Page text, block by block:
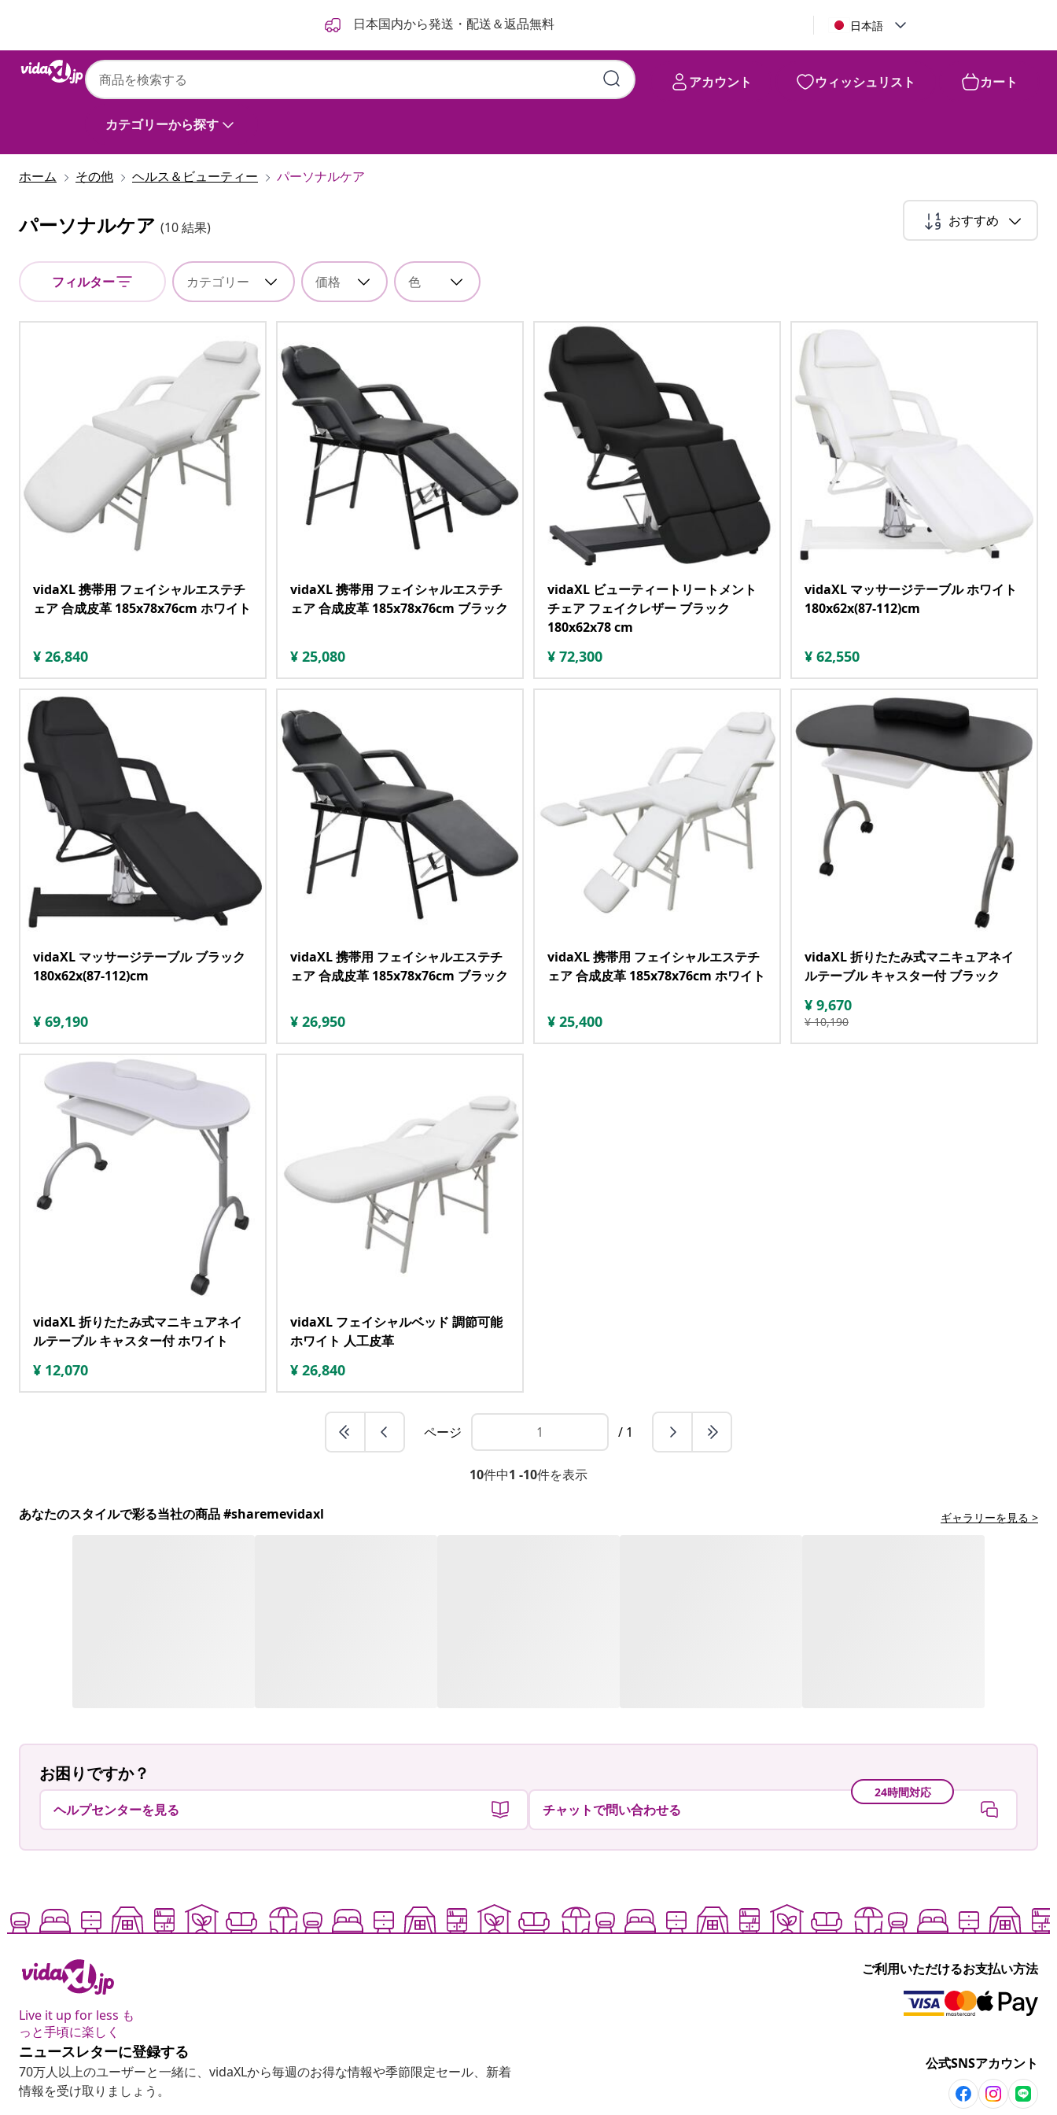
日本国内から発送・配送＆返品無料 日本語
カテゴリーから探す
アカウント ウィッシュリスト カート
ホーム その他 ヘルス＆ビューティー パーソナルケア
パーソナルケア (10 結果) おすすめ
フィルター カテゴリー 価格 色
vidaXL 携帯用 フェイシャルエステチ
ェア 合成皮革 185x78x76cm ホワイト
¥ 26,840
vidaXL 携帯用 フェイシャルエステチ
ェア 合成皮革 185x78x76cm ブラック
¥ 25,080
vidaXL ビューティートリートメント
チェア フェイクレザー ブラック
180x62x78 cm
¥ 72,300
vidaXL マッサージテーブル ホワイト
180x62x(87-112)cm
¥ 62,550
vidaXL マッサージテーブル ブラック
180x62x(87-112)cm
¥ 69,190
vidaXL 携帯用 フェイシャルエステチ
ェア 合成皮革 185x78x76cm ブラック
¥ 26,950
vidaXL 携帯用 フェイシャルエステチ
ェア 合成皮革 185x78x76cm ホワイト
¥ 25,400
vidaXL 折りたたみ式マニキュアネイ
ルテーブル キャスター付 ブラック
¥ 9,670
¥ 10,190
vidaXL 折りたたみ式マニキュアネイ
ルテーブル キャスター付 ホワイト
¥ 12,070
vidaXL フェイシャルベッド 調節可能
ホワイト 人工皮革
¥ 26,840
ページ / 1
10件中1 -10件を表示
あなたのスタイルで彩る当社の商品 #sharemevidaxl ギャラリーを見る >
お困りですか？
ヘルプセンターを見る
24時間対応
チャットで問い合わせる
Live it up for less も
っと手頃に楽しく
ご利用いただけるお支払い方法
ニュースレターに登録する
70万人以上のユーザーと一緒に、vidaXLから毎週のお得な情報や季節限定セール、新着
情報を受け取りましょう。
公式SNSアカウント